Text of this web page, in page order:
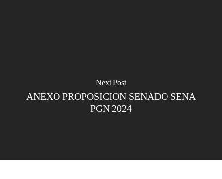
Next Post
ANEXO PROPOSICION SENADO SENA
PGN 2024